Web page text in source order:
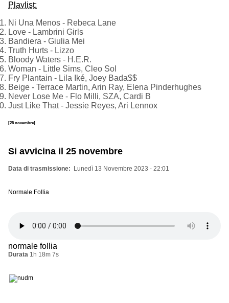
Playlist:
Ni Una Menos - Rebeca Lane
Love - Lambrini Girls
Bandiera - Giulia Mei
Truth Hurts - Lizzo
Bloody Waters - H.E.R.
Woman - Little Sims, Cleo Sol
Fry Plantain - Lila Iké, Joey Bada$$
Beige - Terrace Martin, Arin Ray, Elena Pinderhughes
Never Lose Me - Flo Milli, SZA, Cardi B
Just Like That - Jessie Reyes, Ari Lennox
[25 novembre]
Si avvicina il 25 novembre
Data di trasmissione Lunedì 13 Novembre 2023 - 22:01
Normale Follia
normale follia
Durata 1h 18m 7s